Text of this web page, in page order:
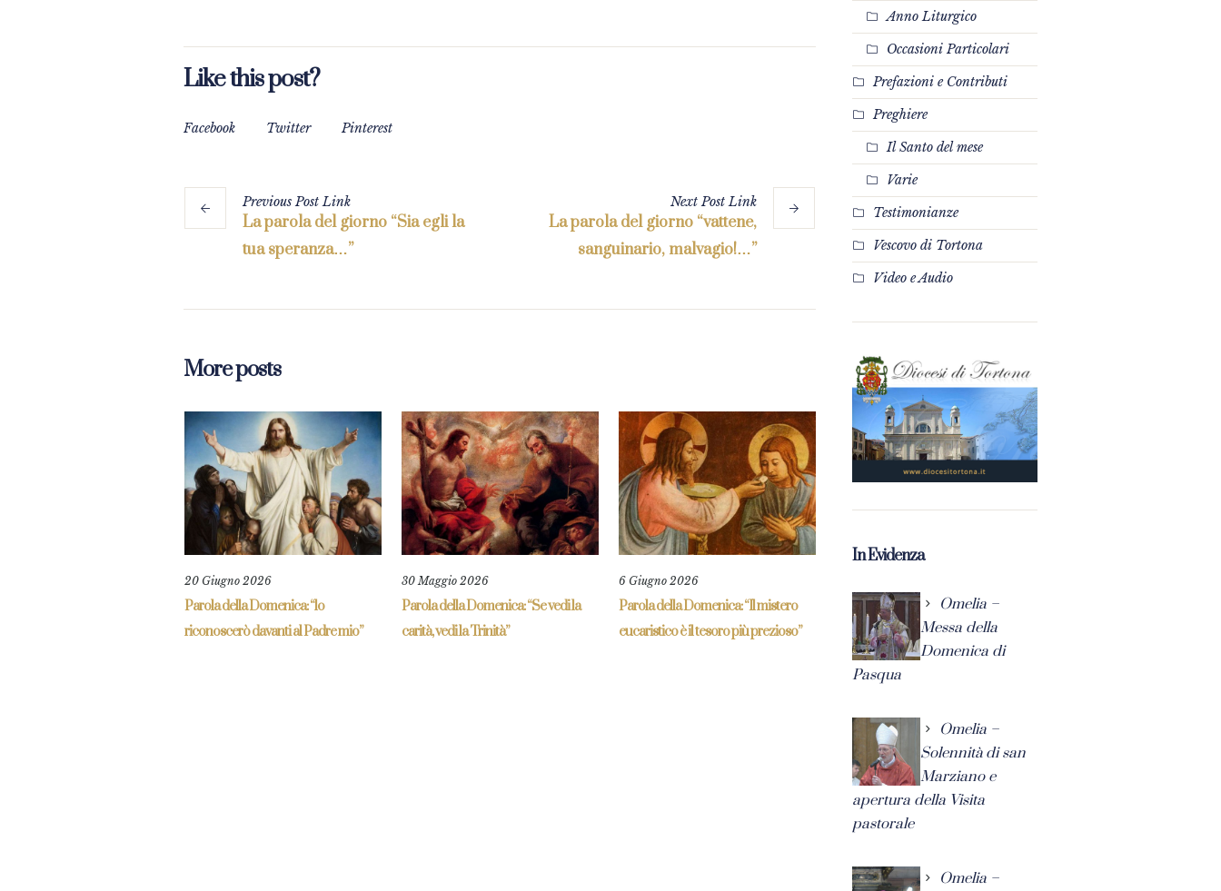
Like this post?
Facebook Twitter Pinterest
PreviousPostLink
La parola del giorno “Sia egli la
tua speranza…”
NextPostLink
La parola del giorno “vattene,
sanguinario, malvagio!…”
More posts
20 Giugno 2026
Parola della Domenica: “lo
riconoscerò davanti al Padre mio”
30 Maggio 2026
Parola della Domenica: “Se vedi la
carità, vedi la Trinità”
6 Giugno 2026
Parola della Domenica: “Il mistero
eucaristico è il tesoro più prezioso”
Anno Liturgico
Occasioni Particolari
Prefazioni e Contributi
Preghiere
Il Santo del mese
Varie
Testimonianze
Vescovo di Tortona
Video e Audio
In Evidenza
Omelia –
Messa della
Domenica di
Pasqua
Omelia –
Solennità di san
Marziano e
apertura della Visita
pastorale
Omelia –